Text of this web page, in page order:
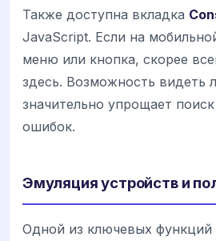
Также доступна вкладка
JavaScript. Если на
меню или кнопка, скорее
здесь. Возможность видеть
значительно упрощает
ошибок.
Эмуляция устройств и
Одной из ключевых функций